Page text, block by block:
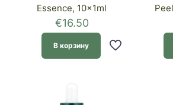
Essence, 10x1ml
€16.50
В корзину